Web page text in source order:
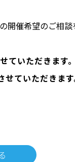
開催希望のご相
ていただきます。
ていただきます